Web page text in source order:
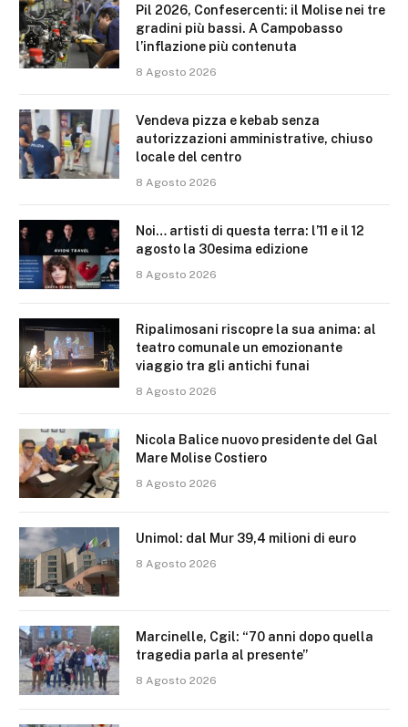
Pil 2026, Confesercenti: il Molise nei tre
gradini più bassi. A Campobasso
l’inflazione più contenuta
8 Agosto 2026
Vendeva pizza e kebab senza
autorizzazioni amministrative, chiuso
locale del centro
8 Agosto 2026
Noi… artisti di questa terra: l’11 e il 12
agosto la 30esima edizione
8 Agosto 2026
Ripalimosani riscopre la sua anima: al
teatro comunale un emozionante
viaggio tra gli antichi funai
8 Agosto 2026
Nicola Balice nuovo presidente del Gal
Mare Molise Costiero
8 Agosto 2026
Unimol: dal Mur 39,4 milioni di euro
8 Agosto 2026
Marcinelle, Cgil: “70 anni dopo quella
tragedia parla al presente”
8 Agosto 2026